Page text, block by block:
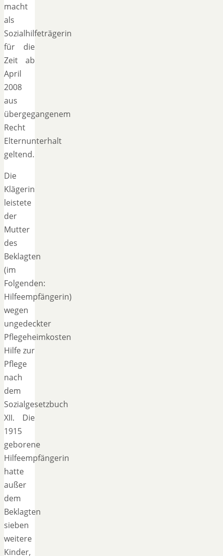
macht
als
Sozialhilfeträgerin
für die
Zeit ab
April
2008
aus
übergegangenem
Recht
Elternunterhalt
geltend.
Die
Klägerin
leistete
der
Mutter
des
Beklagten
(im
Folgenden:
Hilfeempfängerin)
wegen
ungedeckter
Pflegeheimkosten
Hilfe zur
Pflege
nach
dem
Sozialgesetzbuch
XII. Die
1915
geborene
Hilfeempfängerin
hatte
außer
dem
Beklagten
sieben
weitere
Kinder,